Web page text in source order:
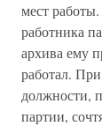
мест
работника
архива ему
работал.
должности,
партии,